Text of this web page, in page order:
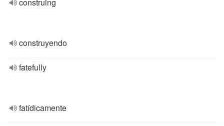
construyendo
fatefully
fatídicamente